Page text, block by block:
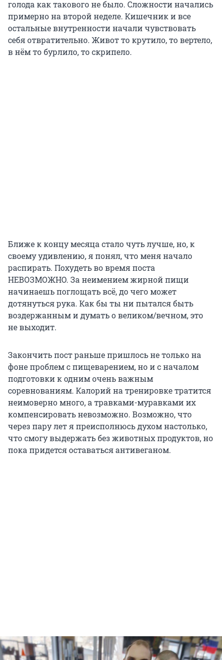
голода как такового не было. Сложности начались
примерно на второй неделе. Кишечник и все
остальные внутренности начали чувствовать
себя отвратительно. Живот то крутило, то вертело,
в нём то бурлило, то скрипело.
Ближе к концу месяца стало чуть лучше, но, к
своему удивлению, я понял, что меня начало
распирать. Похудеть во время поста
НЕВОЗМОЖНО. За неимением жирной пищи
начинаешь поглощать всё, до чего может
дотянуться рука. Как бы ты ни пытался быть
воздержанным и думать о великом/вечном, это
не выходит.
Закончить пост раньше пришлось не только на
фоне проблем с пищеварением, но и с началом
подготовки к одним очень важным
соревнованиям. Калорий на тренировке тратится
неимоверно много, а травками-муравками их
компенсировать невозможно. Возможно, что
через пару лет я преисполнюсь духом настолько,
что смогу выдержать без животных продуктов, но
пока придется оставаться антивеганом.